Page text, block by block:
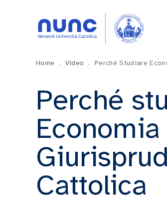
Home . Video . Perché Studiare
Perché
Cattolica